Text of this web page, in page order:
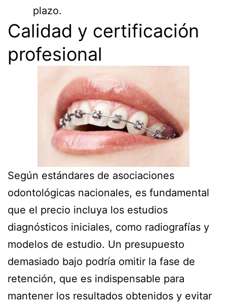
plazo.
Calidad y certificación
profesional
Según estándares de asociaciones
odontológicas nacionales, es fundamental
que el precio incluya los estudios
diagnósticos iniciales, como radiografías y
modelos de estudio. Un presupuesto
demasiado bajo podría omitir la fase de
retención, que es indispensable para
mantener los resultados obtenidos y evitar